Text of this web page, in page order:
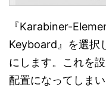
『Karabiner-
Keyboard』を選択
にします。これを
配置になってしま